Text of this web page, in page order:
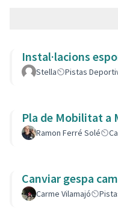
Instal·lacions
Stella Pistas
Pla de Mobilitat a
Ramon Ferré Solé
Canviar gespa
Carme Vilamajó